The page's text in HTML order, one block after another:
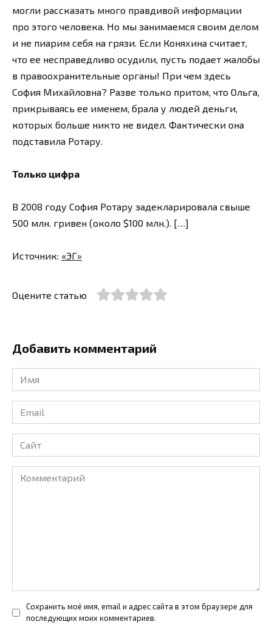
могли рассказать много правдивой информации
про этого человека. Но мы занимаемся своим делом
и не пиарим себя на грязи. Если Коняхина считает,
что ее несправедливо осудили, пусть подает жалобы
в правоохранительные органы! При чем здесь
София Михайловна? Разве только притом, что Ольга,
прикрываясь ее именем, брала у людей деньги,
которых больше никто не видел. Фактически она
подставила Ротару.
Только цифра
В 2008 году София Ротару задекларировала свыше
500 млн. гривен (около $100 млн.). […]
Источник: «ЭГ»
Оцените статью
Добавить комментарий
Имя
*
Email
*
Сайт
Комментарий
Сохранить моё имя, email и адрес сайта в этом браузере для
последующих моих комментариев.